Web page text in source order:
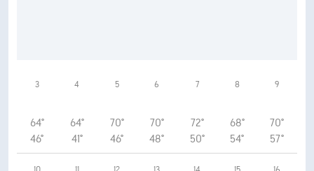
3
64°
46°
4
64°
41°
5
70°
46°
6
70°
48°
7
72°
50°
8
68°
54°
9
70°
57°